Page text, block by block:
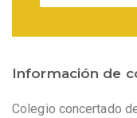
Información de
Colegio concertado